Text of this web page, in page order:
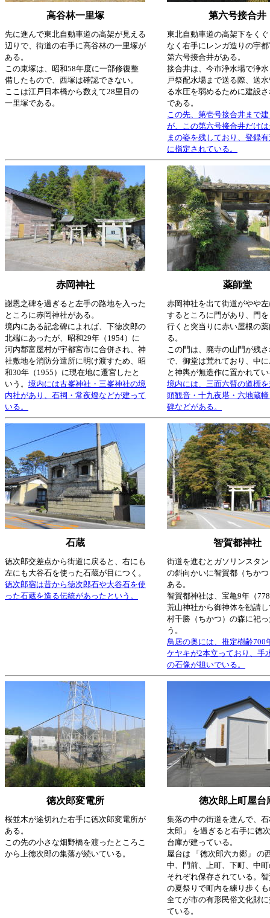
高谷林一里塚 第六号接合井
先に進んで東北自動車道の高架が見える
辺りで、街道の右手に高谷林の一里塚が
ある。
この東塚は、昭和58年度に一部修復整
備したもので、西塚は確認できない。
ここは江戸日本橋から数えて28里目の
一里塚である。
東北自動車道の高架下をく
なく右手にレンガ造りの宇
第六号接合井がある。
接合井は、今市浄水場で浄
戸祭配水場まで送る際、送
る水圧を弱めるために建設
である。
この先、第壱号接合井まで
が、この第六号接合井だけ
まの姿を残しており、登録
に指定されている。
赤岡神社 薬師堂
謝恩之碑を過ぎると左手の路地を入った
ところに赤岡神社がある。
境内にある記念碑によれば、下徳次郎の
北端にあったが、昭和29年（1954）に
河内郡富屋村が宇都宮市に合併され、神
社敷地を消防分遣所に明け渡すため、昭
和30年（1955）に現在地に遷宮したと
いう。 境内には古峯神社・三峯神社の境
内社があり、石祠・常夜燈などが建って
いる。
赤岡神社を出て街道がやや
するところに門があり、門
行くと突当りに赤い屋根の
る。
この門は、廃寺の山門が残
で、御堂は荒れており、中
と神輿が無造作に置かれて
境内には、三面六臂の道標
頭観音・十九夜塔・六地蔵
碑などがある。
石蔵 智賀都神社
徳次郎交差点から街道に戻ると、右にも
左にも大谷石を使った石蔵が目につく。
徳次郎宿は昔から徳次郎石や大谷石を使
った石蔵を造る伝統があったという。
街道を進むとガソリンスタン
の斜向かいに智賀都（ちか
ある。
智賀都神社は、宝亀9年（
荒山神社から御神体を勧請
村千勝（ちかつ）の森に祀
う。
鳥居の奥には、推定樹齢700
ケヤキが2本立っており、手
の石像が担いでいる。
徳次郎変電所 徳次郎上町屋台
桜並木が途切れた右手に徳次郎変電所が
ある。
この先の小さな畑野橋を渡ったところこ
から上徳次郎の集落が続いている。
集落の中の街道を進んで、
太郎」 を過ぎると右手に徳
台庫が建っている。
屋台は 「徳次郎六カ郷」 の
中、門前、上町、下町、中
それぞれ保存されている。
の夏祭りで町内を練り歩く
全てが市の有形民俗文化財
ている。